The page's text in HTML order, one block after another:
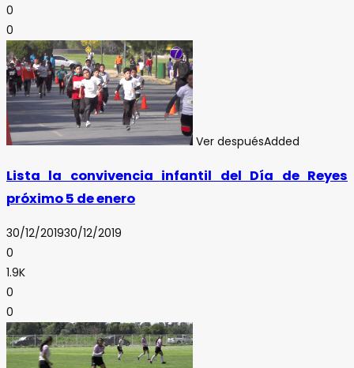
0
0
Ver despuésAdded
Lista la convivencia infantil del Día de Reyes
próximo 5 de enero
30/12/201930/12/2019
0
1.9K
0
0